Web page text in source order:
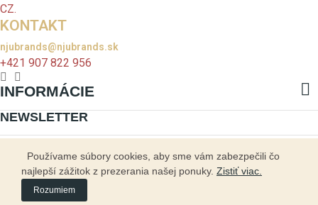
CZ.
KONTAKT
njubrands@njubrands.sk
+421 907 822 956
INFORMÁCIE 
NEWSLETTER
objednávku! *
* Kliknutím na „ODOBERAŤ“ súhlasím s prijímaním newslettra a spracovaním
Používame súbory cookies, aby sme vám zabezpečili čo
najlepší zážitok z prezerania našej ponuky. Zistiť viac.
Rozumiem